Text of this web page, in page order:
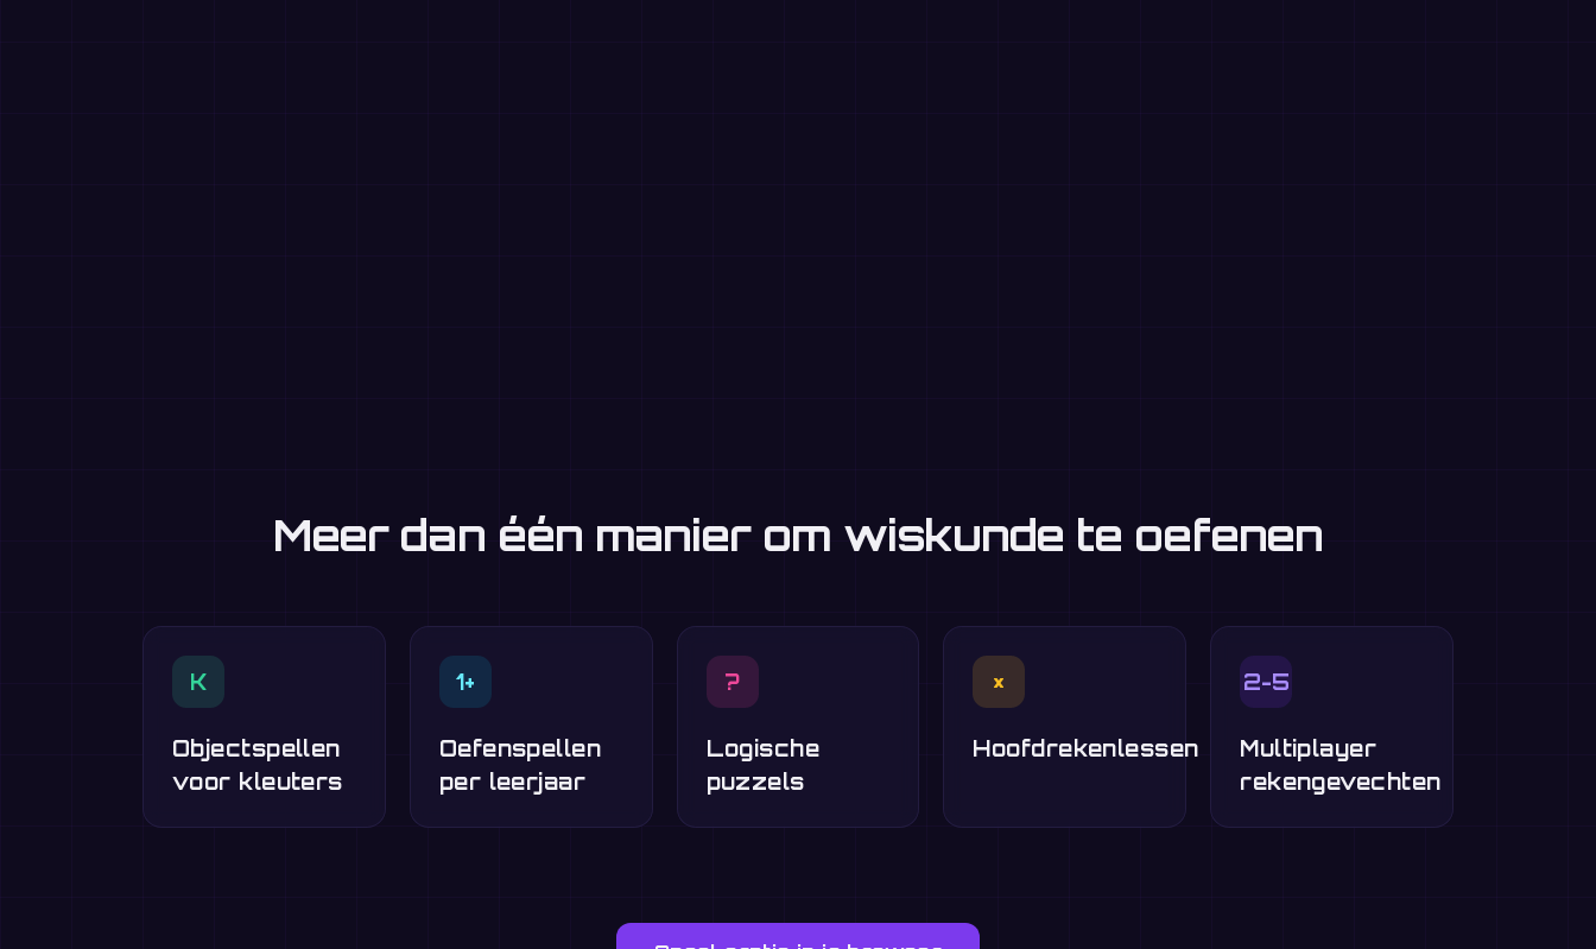
Meer dan één manier om wiskunde te oefenen
K
Objectspellen
voor kleuters
1+
Oefenspellen
per leerjaar
?
Logische
puzzels
×
Hoofdrekenlessen
2-5
Multiplayer
rekengevechten